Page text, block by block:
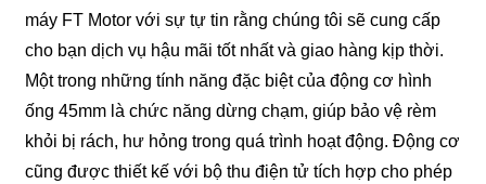
máy FT Motor với sự tự tin rằng chúng tôi sẽ cung cấp
cho bạn dịch vụ hậu mãi tốt nhất và giao hàng kịp thời.
Một trong những tính năng đặc biệt của động cơ hình
ống 45mm là chức năng dừng chạm, giúp bảo vệ rèm
khỏi bị rách, hư hỏng trong quá trình hoạt động. Động cơ
cũng được thiết kế với bộ thu điện tử tích hợp cho phép